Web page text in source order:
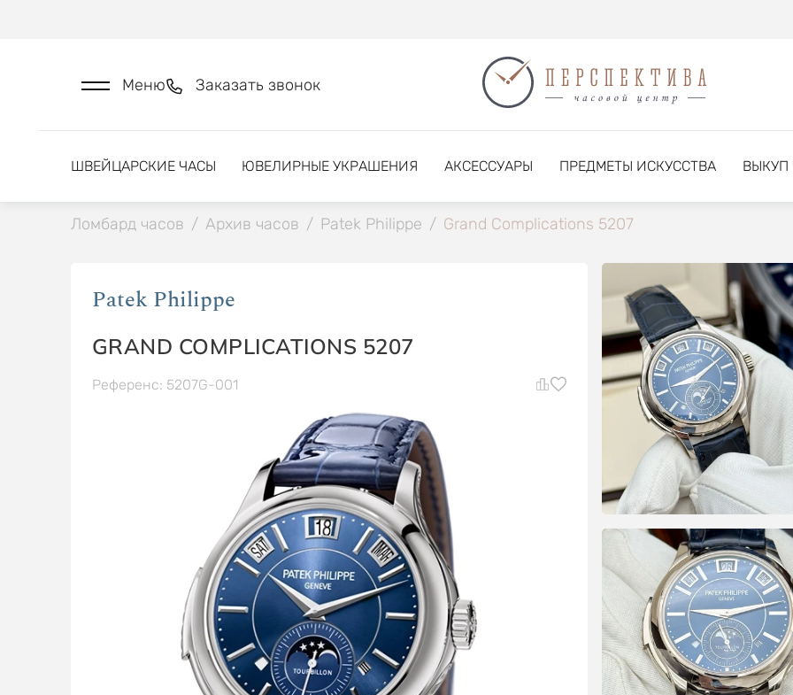
Меню Заказать звонок
ШВЕЙЦАРСКИЕ ЧАСЫ ЮВЕЛИРНЫЕ УКРАШЕНИЯ АКСЕССУАРЫ ПРЕДМЕТЫ ИСКУССТВА ВЫКУП
Ломбард часов / Архив часов / Patek Philippe / Grand Complications 5207
Patek Philippe
GRAND COMPLICATIONS 5207
Референс: 5207G-001